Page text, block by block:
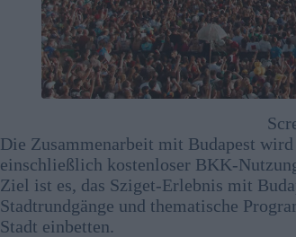
Die Zusammenarbeit mit Budapest
einschließlich kostenloser BKK-
Ziel ist es, das Sziget-Erlebnis mit
Stadtrundgänge und thematische
Stadt einbetten.